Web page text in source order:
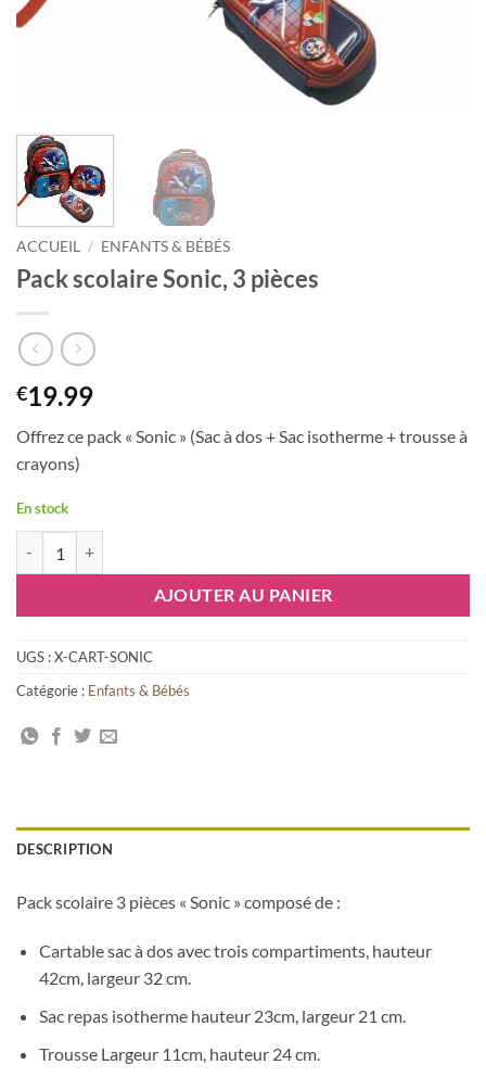
ACCUEIL / ENFANTS & BÉBÉS
Pack scolaire Sonic, 3 pièces
€19.99
Offrez ce pack « Sonic » (Sac à dos + Sac isotherme + trousse à
crayons)
En stock
AJOUTER AU PANIER
UGS :X-CART-SONIC
Catégorie : Enfants & Bébés
DESCRIPTION
Pack scolaire 3 pièces « Sonic » composé de :
Cartable sac à dos avec trois compartiments, hauteur
42cm, largeur 32 cm.
Sac repas isotherme hauteur 23cm, largeur 21 cm.
Trousse Largeur 11cm, hauteur 24 cm.